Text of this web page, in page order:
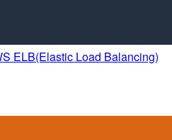
ELB(Elastic Load Balancing)